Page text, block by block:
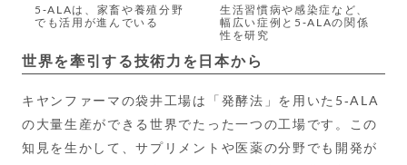
5-ALAは、家畜や養殖分野
でも活用が進んでいる
生活習慣病や感染症など、
幅広い症例と5-ALAの関係
性を研究
世界を牽引する技術力を日本から
キヤンファーマの袋井工場は「発酵法」を用いた5-ALA
の大量生産ができる世界でたった一つの工場です。この
知見を生かして、サプリメントや医薬の分野でも開発が